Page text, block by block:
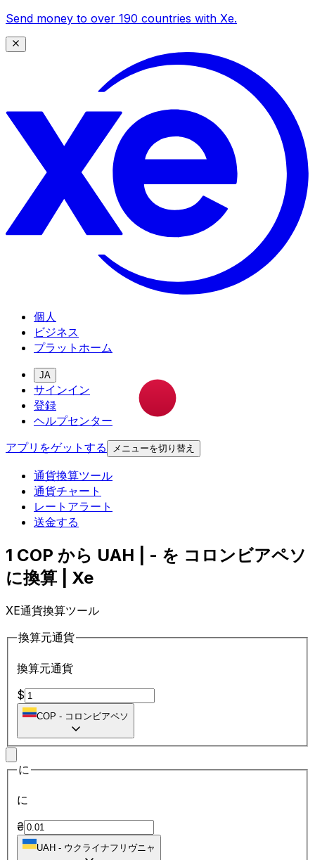
Send money to over 190 countries with Xe.
個人
ビジネス
プラットホーム
JA
サインイン
登録
ヘルプセンター
アプリをゲットする
メニューを切り替え
通貨換算ツール
通貨チャート
レートアラート
送金する
1 COP から UAH | - を コロンビアペソ
に換算 | Xe
XE通貨換算ツール
換算元通貨
換算元通貨
$
COP - コロンビアペソ
に
に
₴
UAH - ウクライナフリヴニャ